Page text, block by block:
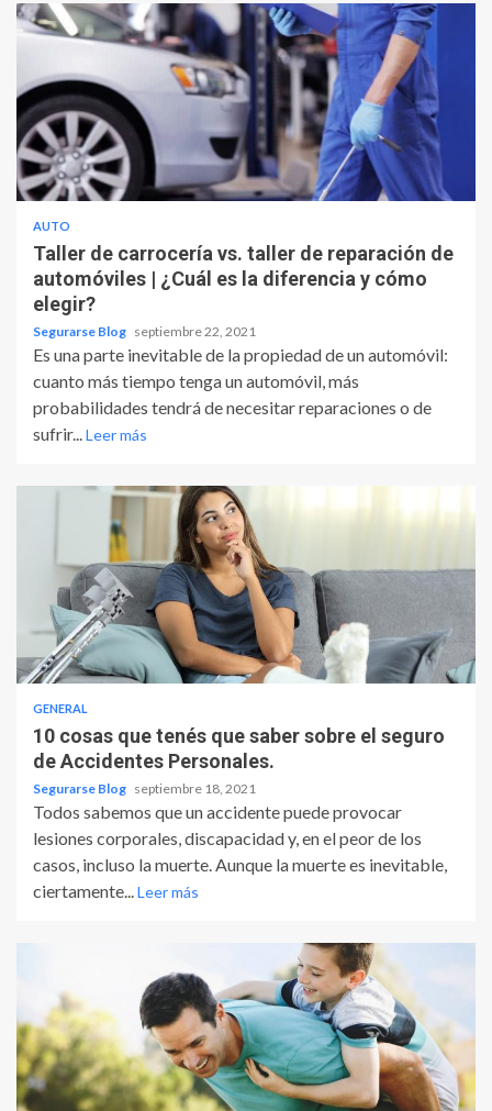
AUTO
Taller de carrocería vs. taller de reparación de
automóviles | ¿Cuál es la diferencia y cómo
elegir?
Segurarse Blog septiembre 22, 2021
Es una parte inevitable de la propiedad de un automóvil:
cuanto más tiempo tenga un automóvil, más
probabilidades tendrá de necesitar reparaciones o de
sufrir...Leer más
GENERAL
10 cosas que tenés que saber sobre el seguro
de Accidentes Personales.
Segurarse Blog septiembre 18, 2021
Todos sabemos que un accidente puede provocar
lesiones corporales, discapacidad y, en el peor de los
casos, incluso la muerte. Aunque la muerte es inevitable,
ciertamente...Leer más